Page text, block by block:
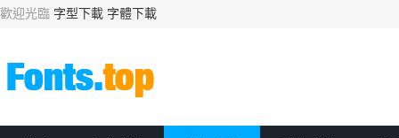
歡迎光臨 字型下載 字體下載